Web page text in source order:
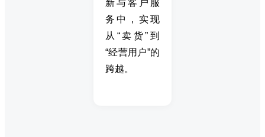
新与客户服
务中，实现
从“卖货”到
“经营用户”的
跨越。